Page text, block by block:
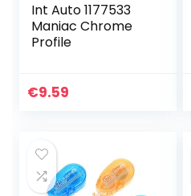
Int Auto 1177533
Maniac Chrome
Profile
€9.59